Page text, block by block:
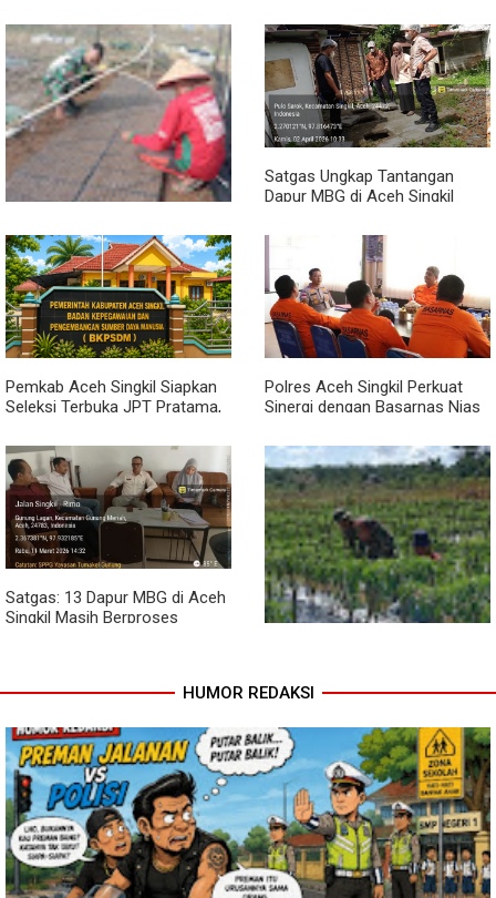
Sambil Ngopi, Plh. Pasiter
Kodim 0118/Subulussalam
Beri Motivasi Pemuda Calon
Peserta Seleksi Komcad
Lewat Komsos, Babinsa
Rundeng Pantau Stok dan
Harga Pupuk
Dari Bibit Jadi Harapan,
Babinsa Dampingi Warga
Kembangkan Semangka
Satgas Ungkap Tantangan
Dapur MBG di Aceh Singkil
Pemkab Aceh Singkil Siapkan
Seleksi Terbuka JPT Pratama,
Kinerja
Polres Aceh Singkil Perkuat
Sinergi dengan Basarnas Nias
Satgas: 13 Dapur MBG di Aceh
Singkil Masih Berproses
Pendampingan Babinsa
Tanaman Cabai
HUMOR REDAKSI